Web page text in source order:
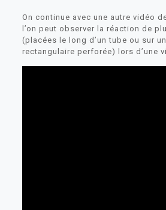
On continue avec une autre vidéo
l’on peut observer la réaction de
(placées le long d’un tube ou sur
rectangulaire perforée) lors d’une